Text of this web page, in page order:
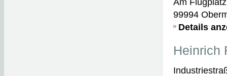
Am
99994
Details
Heinrich